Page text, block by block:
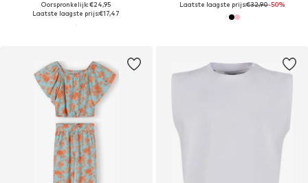
Oorspronkelijk: €24,95
Laatste laagste prijs:€17,47
Laatste laagste prijs:€32,90-50%